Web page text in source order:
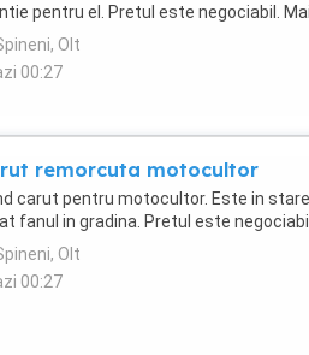
pentru el. Pretul este negociabil.
Olt
00:27
remorcuta motocultor
carut pentru motocultor. Este in
fanul in gradina. Pretul este negociabil.
Olt
00:27